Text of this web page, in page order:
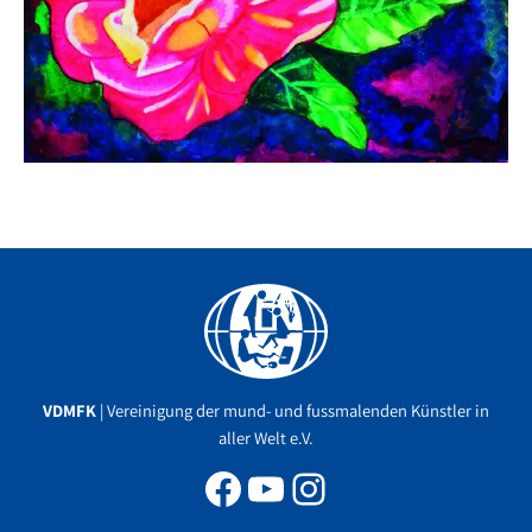
VDMFK | Vereinigung der mund- und fussmalenden Künstler in
aller Welt e.V.
Facebook
YouTube
Instagram